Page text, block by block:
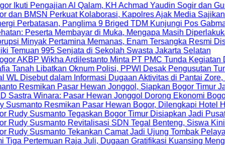
Al Qalam, KH Achmad Yaudin Sogir dan Gus
Perkuat Kolaborasi, Kapolres Ajak Media Sajikan
Panglima 9 Briged TDM Kunjungi Pos Gabma
Membayar di Muka, Mengapa Masih Diperlakukan
Pertamina Memanas, Enam Tersangka Resmi Diseret ke
995 Senjata di Sekolah Swasta Jakarta Selatan
Wikha Ardilestanto Minta PT PMC Tunda Kegiatan Demi
Oknum Polisi, PPWI Desak Pengusutan Tuntas
dalam Informasi Dugaan Aktivitas di Pantai Zore, Bea
Pasar Hewan Jonggol, Siapkan Bogor Timur Jadi Pusat
Pasar Hewan Jonggol Dorong Ekonomi Bogor Timur
Resmikan Pasar Hewan Bogor, Dilengkapi Hotel Hewan
Tegaskan Bogor Timur Disiapkan Jadi Pusat
Revitalisasi SDN Tegal Benteng, Siswa Kini Belajar
Tekankan Camat Jadi Ujung Tombak Pelayanan
Raja Juli, Dugaan Gratifikasi Kuansing Menguat